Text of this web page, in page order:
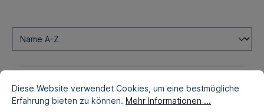
Diese Website verwendet Cookies, um eine bestmögliche
Erfahrung bieten zu können. Mehr Informationen ...